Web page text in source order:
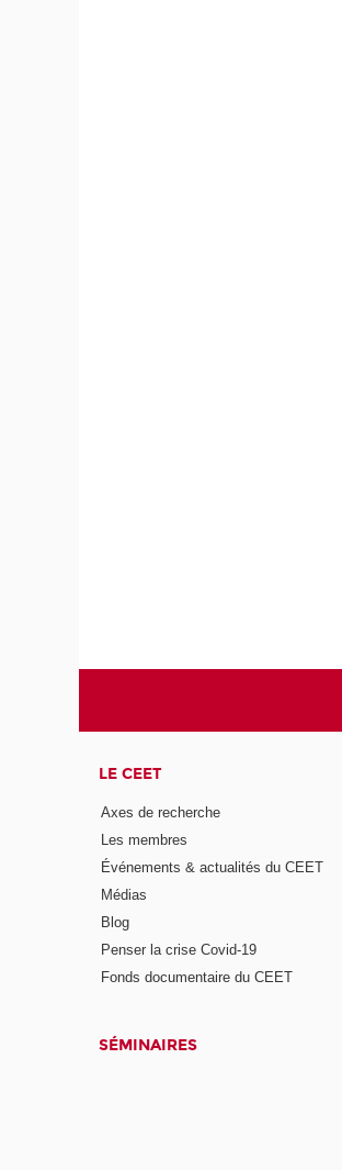
LE CEET
Axes de recherche
Les membres
Événements & actualités du CEET
Médias
Blog
Penser la crise Covid-19
Fonds documentaire du CEET
SÉMINAIRES